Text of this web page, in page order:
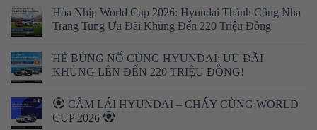
Hòa Nhịp World Cup 2026: Hyundai Thành Công Nha
Trang Tung Ưu Đãi Khủng Đến 220 Triệu Đồng
HÈ BÙNG NỔ CÙNG HYUNDAI: ƯU ĐÃI
KHỦNG LÊN ĐẾN 220 TRIỆU ĐỒNG!
CẦM LÁI HYUNDAI – CHÁY CÙNG WORLD
CUP 2026